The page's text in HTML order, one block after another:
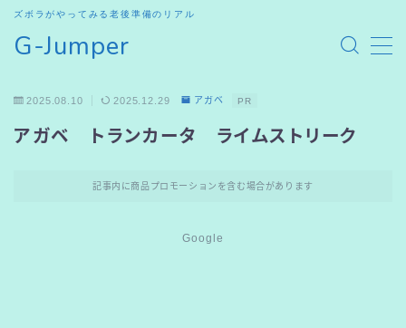
G-Jumper
ズボラがやってみる老後準備のリアル
HOME
2025.08.10 2025.12.29 アガベ PR
アガベ トランカータ ライムストリーク
記事内に商品プロモーションを含む場合があります
Google